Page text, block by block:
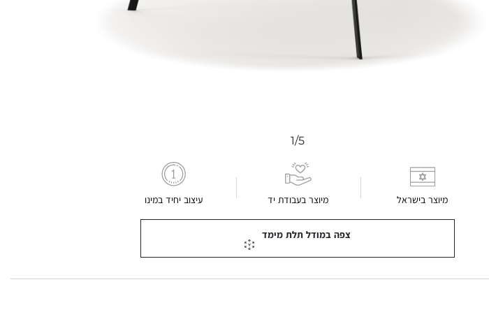
1/5
מיוצר בישראל מיוצר בעבודת יד עיצוב יחיד במינו
צפה במודל תלת מימד